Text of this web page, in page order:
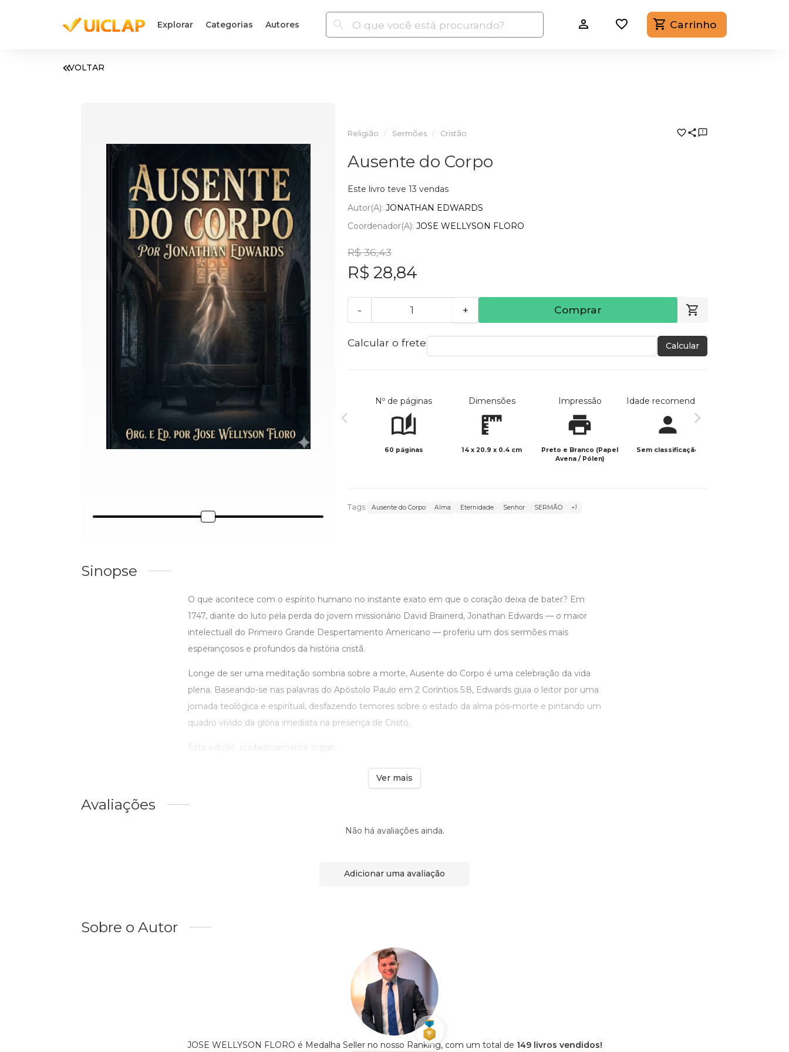
Explorar Categorias Autores Carrinho
VOLTAR
Religião Sermões Cristão
Ausente do Corpo
Este livro teve 13 vendas
Autor(a): JONATHAN EDWARDS
Coordenador(a): JOSE WELLYSON FLORO
R$ 36,43
R$ 28,84
- + Comprar
Calcular o frete Calcular
Nº de páginas
60 páginas
Dimensões
14 x 20.9 x 0.4 cm
Impressão
Preto e Branco (Papel
Avena / Pólen)
Idade recomendada
Sem classificação
Tags: Ausente do Corpo Alma Eternidade Senhor SERMÃO +1
Sinopse
O que acontece com o espírito humano no instante exato em que o coração deixa de bater? Em
1747, diante do luto pela perda do jovem missionário David Brainerd, Jonathan Edwards — o maior
intelectuall do Primeiro Grande Despertamento Americano — proferiu um dos sermões mais
esperançosos e profundos da história cristã.
Longe de ser uma meditação sombria sobre a morte, Ausente do Corpo é uma celebração da vida
plena. Baseando-se nas palavras do Apóstolo Paulo em 2 Coríntios 5:8, Edwards guia o leitor por uma
jornada teológica e espiritual, desfazendo temores sobre o estado da alma pós-morte e pintando um
quadro vívido da glória imediata na presença de Cristo.
Esta edição, cuidadosamente organ ...
Ver mais
Avaliações
Não há avaliações ainda.
Adicionar uma avaliação
Sobre o Autor
JOSE WELLYSON FLORO é Medalha Seller no nosso Ranking, com um total de 149 livros vendidos!